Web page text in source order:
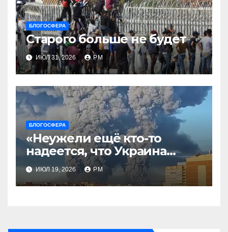
БЛОГОСФЕРА
Старого больше не будет
ИЮЛ 31, 2026 РМ
БЛОГОСФЕРА
«Неужели ещё кто-то
надеется, что Украина
будет действовать
непоследовательно?»
ИЮЛ 19, 2026 РМ